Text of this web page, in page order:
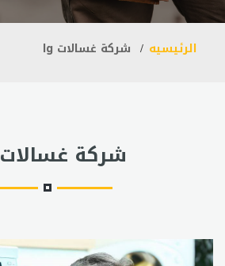
الرئيسيه شركة غسالات lg
شركة غسالات LG